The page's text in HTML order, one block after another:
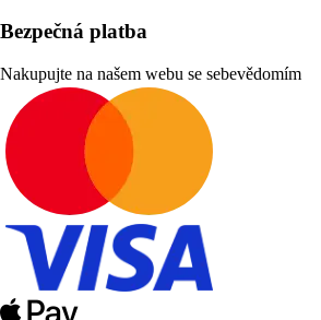
Bezpečná platba
Nakupujte na našem webu se sebevědomím